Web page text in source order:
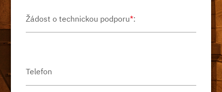
Žádost o technickou podporu*:
Telefon